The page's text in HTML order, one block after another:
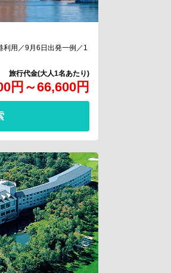
円 ～66,600円
利用／9月6日出発一例／1